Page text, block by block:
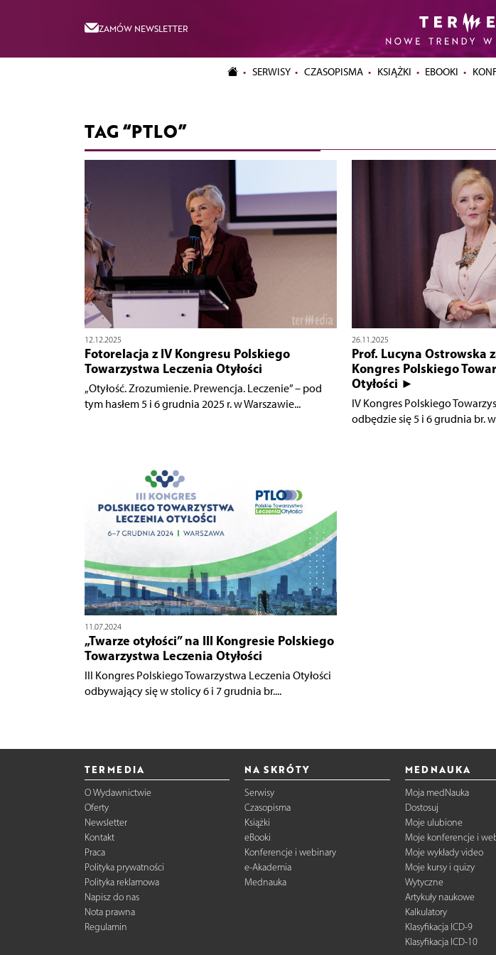
ZAMÓW NEWSLETTER
SERWISY CZASOPISMA KSIĄŻKI EBOOKI
TAG “PTLO”
12.12.2025
Fotorelacja z IV Kongresu Polskiego
Towarzystwa Leczenia Otyłości
„Otyłość. Zrozumienie. Prewencja. Leczenie” – pod
tym hasłem 5 i 6 grudnia 2025 r. w Warszawie...
26.11.2025
Prof. Lucyna Ostrowska
Kongres Polskiego
Otyłości ►
IV Kongres Polskiego
odbędzie się 5 i 6 grudnia br. w
11.07.2024
„Twarze otyłości” na III Kongresie Polskiego
Towarzystwa Leczenia Otyłości
III Kongres Polskiego Towarzystwa Leczenia Otyłości
odbywający się w stolicy 6 i 7 grudnia br....
TERMEDIA
O Wydawnictwie
Oferty
Newsletter
Kontakt
Praca
Polityka prywatności
Polityka reklamowa
Napisz do nas
Nota prawna
Regulamin
NA SKRÓTY
Serwisy
Czasopisma
Książki
eBooki
Konferencje i webinary
e-Akademia
Mednauka
MEDNAUKA
Moja medNauka
Dostosuj
Moje ulubione
Moje konferencje i
Moje wykłady video
Moje kursy i quizy
Wytyczne
Artykuły naukowe
Kalkulatory
Klasyfikacja ICD-9
Klasyfikacja ICD-10